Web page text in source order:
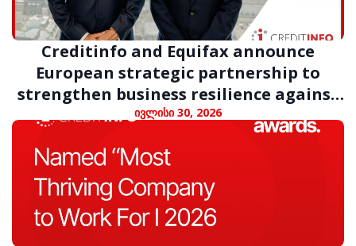
Creditinfo and Equifax announce
European strategic partnership to
strengthen business resilience against
digital fraud
ივლისი 30, 2026